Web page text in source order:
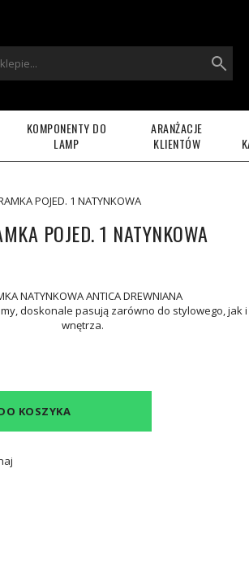
KOMPONENTY DO
LAMP
ARANŻACJE
KLIENTÓW
POJED. 1 NATYNKOWA
POJED. 1 NATYNKOWA
NATYNKOWA ANTICA DREWNIANA
doskonale pasują zarówno do stylowego, jak
wnętrza.
KOSZYKA